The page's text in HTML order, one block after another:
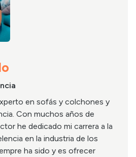
en sofás y colchones y
Con muchos años de
he dedicado mi carrera a la
en la industria de los
ha sido y es ofrecer